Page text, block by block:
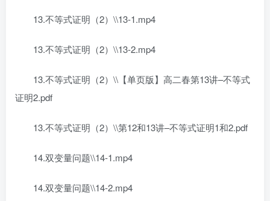
13.不等式证明（2）\\13-1.mp4
13.不等式证明（2）\\13-2.mp4
13.不等式证明（2）\\【单页版】高二春第13讲–不等式
证明2.pdf
13.不等式证明（2）\\第12和13讲–不等式证明1和2.pdf
14.双变量问题\\14-1.mp4
14.双变量问题\\14-2.mp4